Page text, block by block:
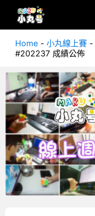
Home - 小丸線上賽 -
#202237 成績公佈